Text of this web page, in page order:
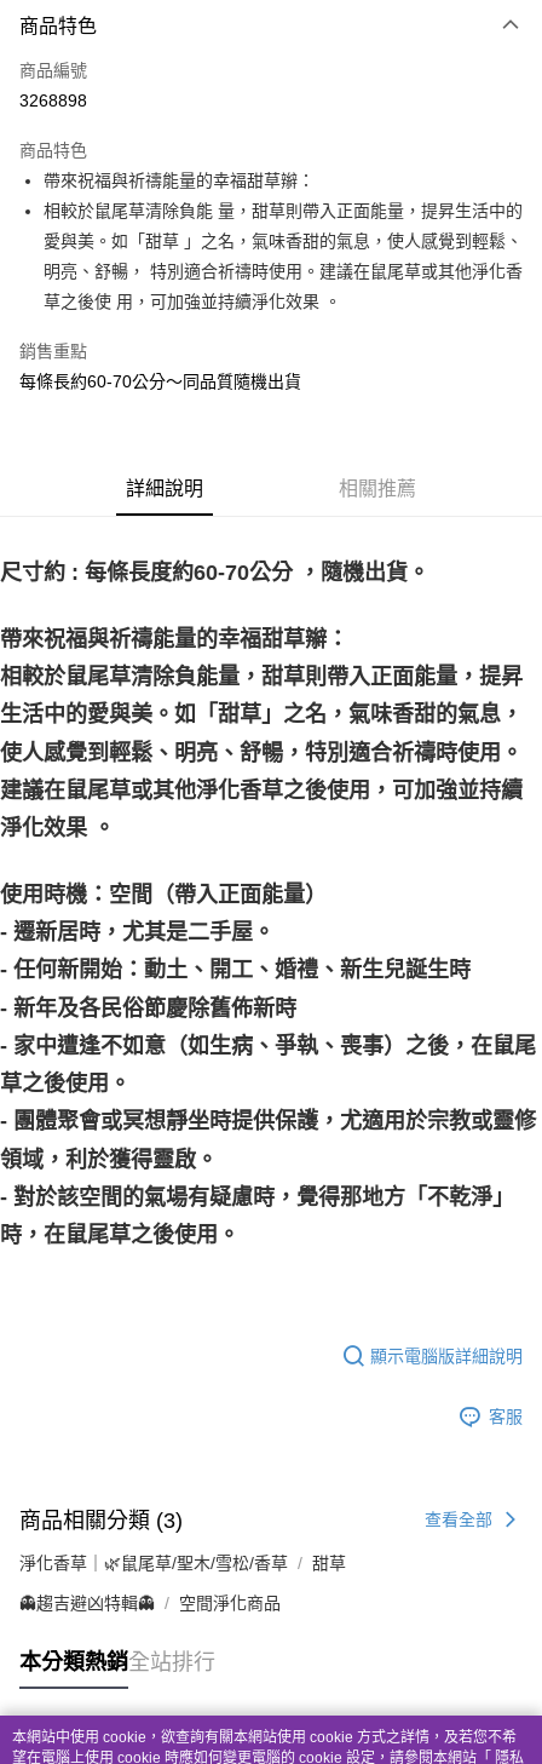
信用卡一次付款
超商取貨付款
Apple Pay
街口支付
悠遊付
ATM付款
每筆NT$80，滿NT$3,000(含以上)免運費
賣家宅配幫您送（台灣）
郵局幫你送（離島）
每筆NT$80，滿NT$3,000(含以上)免運費
付款後門市自取
免運費
商品特色
商品編號
3268898
商品特色
帶來祝福與祈禱能量的幸福甜草辮：
相較於鼠尾草清除負能 量，甜草則帶入正面能量，提昇生活中的
愛與美。如「甜草 」之名，氣味香甜的氣息，使人感覺到輕鬆、
明亮、舒暢， 特別適合祈禱時使用。建議在鼠尾草或其他淨化香
草之後使 用，可加強並持續淨化效果 。
銷售重點
每條長約60-70公分～同品質隨機出貨
詳細說明 相關推薦
尺寸約 : 每條長度約60-70公分 ，隨機出貨。
帶來祝福與祈禱能量的幸福甜草辮：
相較於鼠尾草清除負能量，甜草則帶入正面能量，提昇
生活中的愛與美。如「甜草」之名，氣味香甜的氣息，
使人感覺到輕鬆、明亮、舒暢，特別適合祈禱時使用。
建議在鼠尾草或其他淨化香草之後使用，可加強並持續
淨化效果 。
使用時機：空間（帶入正面能量）
- 遷新居時，尤其是二手屋。
- 任何新開始：動土、開工、婚禮、新生兒誕生時
- 新年及各民俗節慶除舊佈新時
- 家中遭逢不如意（如生病、爭執、喪事）之後，在鼠尾
草之後使用。
- 團體聚會或冥想靜坐時提供保護，尤適用於宗教或靈修
領域，利於獲得靈啟。
- 對於該空間的氣場有疑慮時，覺得那地方「不乾淨」
時，在鼠尾草之後使用。
顯示電腦版詳細說明
客服
商品相關分類 (3) 查看全部
淨化香草｜🌿鼠尾草/聖木/雪松/香草 甜草
👻趨吉避凶特輯👻 空間淨化商品
本分類熱銷全站排行
熱門標籤
本網站中使用 cookie，欲查詢有關本網站使用 cookie 方式之詳情，及若您不希
望在電腦上使用 cookie 時應如何變更電腦的 cookie 設定，請參閱本網站「 隱私